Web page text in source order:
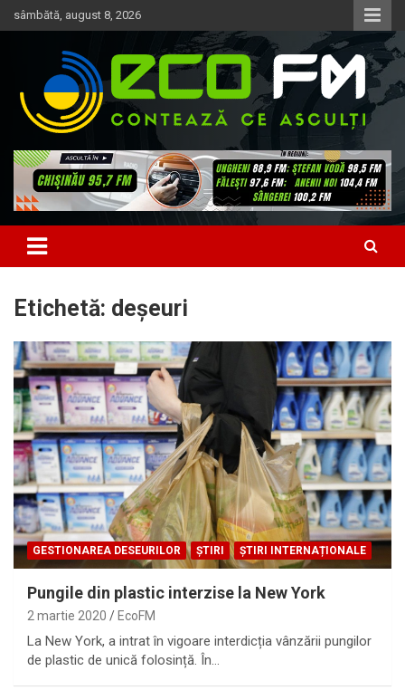
Skip
to
sâmbătă, august 8, 2026
EcoFM
Etichetă: deșeuri
GESTIONAREA DESEURILOR ȘTIRI ȘTIRI INTERNAȚIONALE
Pungile din plastic interzise la New York
2 martie 2020 EcoFM
La New York, a intrat în vigoare interdicția vânzării pungilor
de plastic de unică folosință. În…